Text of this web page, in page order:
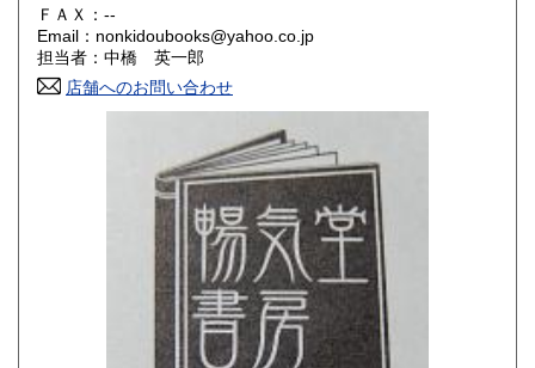
香川県 180円 愛媛県
高知県
180円 長崎県
180円 大分県
180円 鹿児島県
180円
ＦＡＸ：--
Email：nonkidoubooks@yahoo.co.jp
担当者：中橋 英一郎
店舗へのお問い合わせ